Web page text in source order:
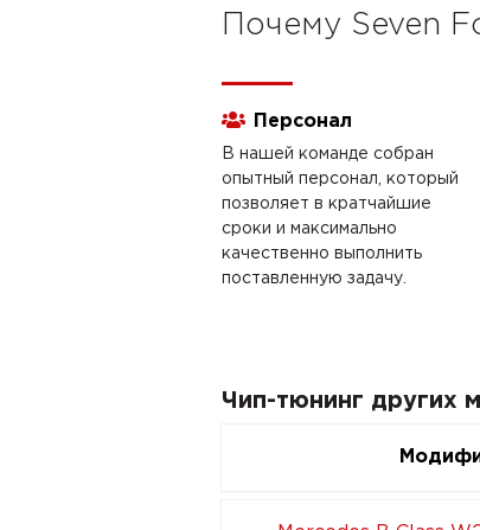
Почему Seven
Персонал
В нашей команде собран
опытный персонал, который
позволяет в кратчайшие
сроки и максимально
качественно выполнить
поставленную задачу.
Чип-тюнинг других